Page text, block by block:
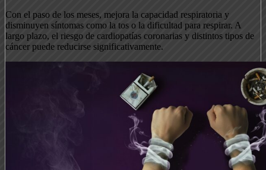
Con el paso de los meses, mejora la capacidad respiratoria y
disminuyen síntomas como la tos o la dificultad para respirar. A
largo plazo, el riesgo de cardiopatías coronarias y distintos tipos de
cáncer puede reducirse significativamente.